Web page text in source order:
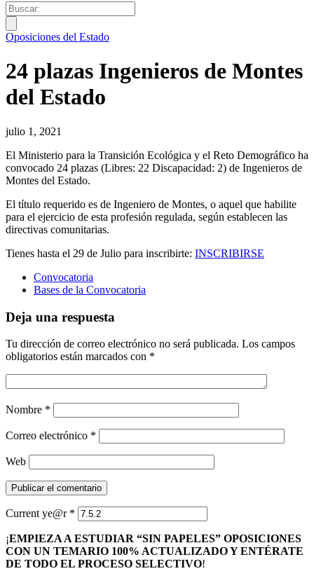
Oposiciones del Estado
24 plazas Ingenieros de Montes
del Estado
julio 1, 2021
El Ministerio para la Transición Ecológica y el Reto Demográfico ha
convocado 24 plazas (Libres: 22 Discapacidad: 2) de Ingenieros de
Montes del Estado.
El título requerido es de Ingeniero de Montes, o aquel que habilite
para el ejercicio de esta profesión regulada, según establecen las
directivas comunitarias.
Tienes hasta el 29 de Julio para inscribirte: INSCRIBIRSE
Convocatoria
Bases de la Convocatoria
Deja una respuesta
Tu dirección de correo electrónico no será publicada. Los campos
obligatorios están marcados con *
Nombre *
Correo electrónico *
Web
Current ye@r *
¡EMPIEZA A ESTUDIAR “SIN PAPELES” OPOSICIONES
CON UN TEMARIO 100% ACTUALIZADO Y ENTÉRATE
DE TODO EL PROCESO SELECTIVO!